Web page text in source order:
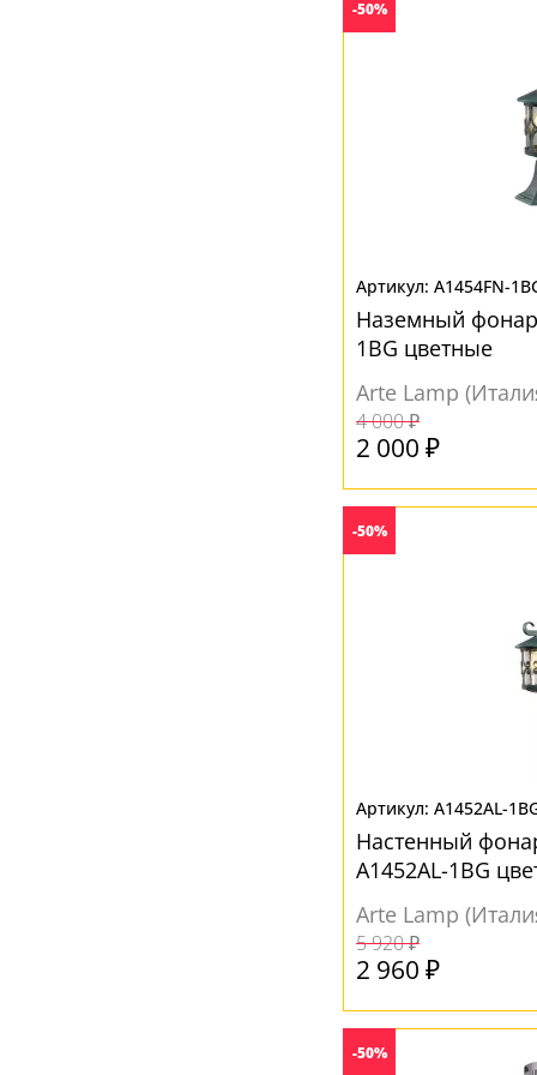
-50%
A1454FN-
Наземный
1BG цветные
Arte Lamp
4 000 ₽
2 000 ₽
-50%
A1452AL-
Настенный
A1452AL-1BG
Arte Lamp
5 920 ₽
2 960 ₽
-50%